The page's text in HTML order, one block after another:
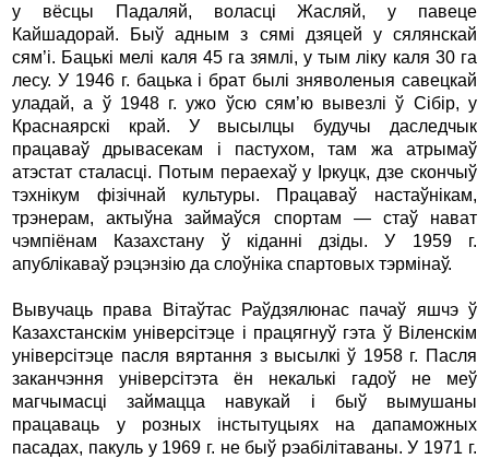
у вёсцы Падаляй, воласці Жасляй, у павеце
Кайшадорай. Быў адным з сямі дзяцей у сялянскай
сям’і. Бацькі мелі каля 45 га зямлі, у тым ліку каля 30 га
лесу. У 1946 г. бацька і брат былі зняволеныя савецкай
уладай, а ў 1948 г. ужо ўсю сям’ю вывезлі ў Сібір, у
Краснаярскі край. У высылцы будучы даследчык
працаваў дрывасекам і пастухом, там жа атрымаў
атэстат сталасці. Потым пераехаў у Іркуцк, дзе скончыў
тэхнікум фізічнай культуры. Працаваў настаўнікам,
трэнерам, актыўна займаўся спортам — стаў нават
чэмпіёнам Казахстану ў кіданні дзіды. У 1959 г.
апублікаваў рэцэнзію да слоўніка спартовых тэрмінаў.
Вывучаць права Вітаўтас Раўдзялюнас пачаў яшчэ ў
Казахстанскім універсітэце і працягнуў гэта ў Віленскім
універсітэце пасля вяртання з высылкі ў 1958 г. Пасля
заканчэння універсітэта ён некалькі гадоў не меў
магчымасці займацца навукай і быў вымушаны
працаваць у розных інстытуцыях на дапаможных
пасадах, пакуль у 1969 г. не быў рэабілітаваны. У 1971 г.